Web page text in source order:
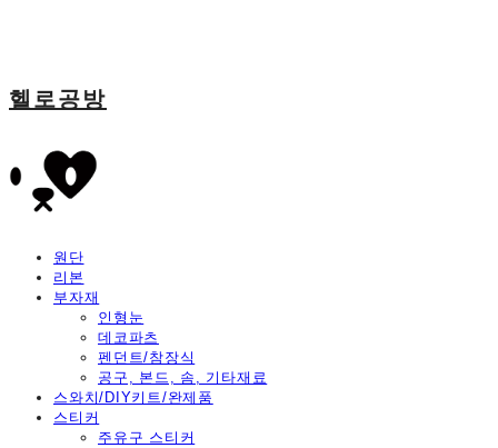
헬로공방
원단
리본
부자재
인형눈
데코파츠
펜던트/참장식
공구, 본드, 솜, 기타재료
스와치/DIY키트/완제품
스티커
주유구 스티커